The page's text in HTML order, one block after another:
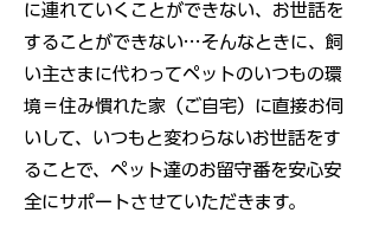
に連れていくことができない、お世話を
することができない…そんなときに、飼
い主さまに代わってペットのいつもの環
境＝住み慣れた家（ご自宅）に直接お伺
いして、いつもと変わらないお世話をす
ることで、ペット達のお留守番を安心安
全にサポートさせていただきます。